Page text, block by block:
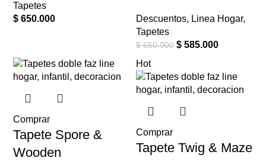
Tapetes
$ 650.000 Descuentos, Linea Hogar,
Tapetes
$650.000 $ 585.000
Comprar
Tapete Spore &
Wooden
Hot
Comprar
Tapete Twig & Maze